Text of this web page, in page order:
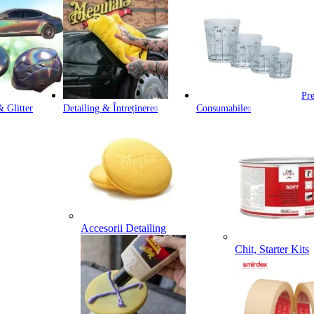
Glitter Detailing & Întreținere
Accesorii Detailing
Consumabile
Chit, Starter Kits